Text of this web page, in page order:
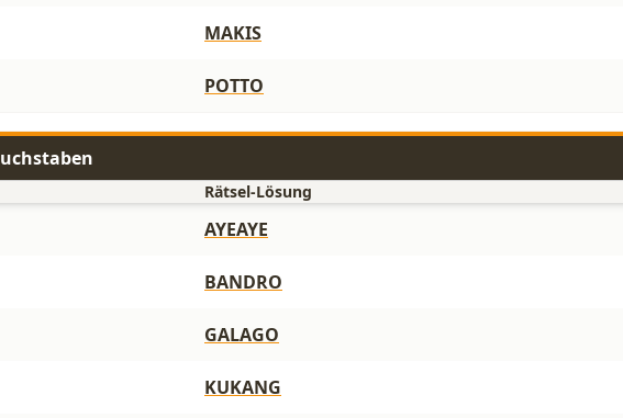
MAKIS
POTTO
Rätsel-Lösung
AYEAYE
BANDRO
GALAGO
KUKANG